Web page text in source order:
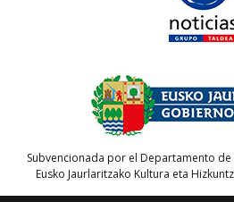
Subvencionada por el Departamento de
Eusko Jaurlaritzako Kultura eta